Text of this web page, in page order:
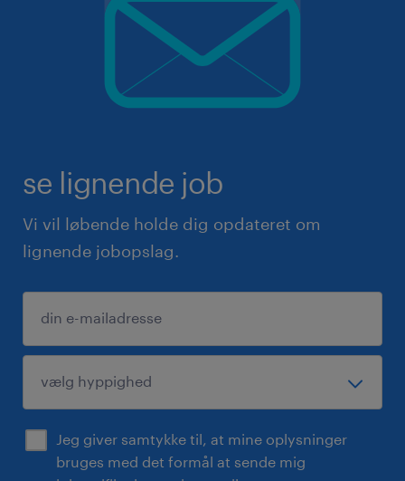
se lignende job
Vi vil løbende holde dig opdateret om
lignende jobopslag.
Jeg giver samtykke til, at mine oplysninger
bruges med det formål at sende mig